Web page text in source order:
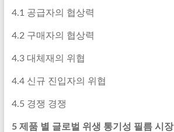
4.1 공급자의 협상력
4.2 구매자의 협상력
4.3 대체재의 위협
4.4 신규 진입자의 위협
4.5 경쟁 경쟁
5 제품 별 글로벌 위생 통기성 필름 시장